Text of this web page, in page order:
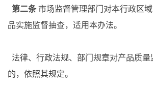
第二条 市场监督管理部门对本行政区
品实施监督抽查，适用本办法。
法律、行政法规、部门规章对产品质
的，依照其规定。